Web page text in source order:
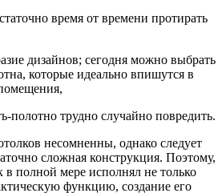
время от времени протирать
дизайнов; сегодня можно выбрать
которые идеально впишутся в
полотно трудно случайно повредить.
несомненны, однако следует
сложная конструкция. Поэтому,
в полной мере исполнял не только
функцию, создание его